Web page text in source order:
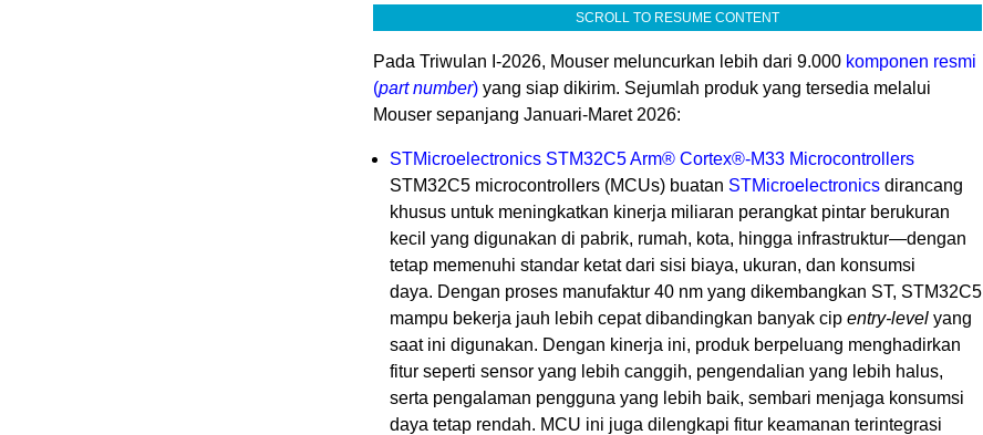
SCROLL TO RESUME CONTENT
Pada Triwulan I-2026, Mouser meluncurkan lebih dari 9.000 komponen resmi
(part number) yang siap dikirim. Sejumlah produk yang tersedia melalui
Mouser sepanjang Januari-Maret 2026:
STMicroelectronics STM32C5 Arm® Cortex®-M33 Microcontrollers
STM32C5 microcontrollers (MCUs) buatan STMicroelectronics dirancang
khusus untuk meningkatkan kinerja miliaran perangkat pintar berukuran
kecil yang digunakan di pabrik, rumah, kota, hingga infrastruktur—dengan
tetap memenuhi standar ketat dari sisi biaya, ukuran, dan konsumsi
daya. Dengan proses manufaktur 40 nm yang dikembangkan ST, STM32C5
mampu bekerja jauh lebih cepat dibandingkan banyak cip entry-level yang
saat ini digunakan. Dengan kinerja ini, produk berpeluang menghadirkan
fitur seperti sensor yang lebih canggih, pengendalian yang lebih halus,
serta pengalaman pengguna yang lebih baik, sembari menjaga konsumsi
daya tetap rendah. MCU ini juga dilengkapi fitur keamanan terintegrasi